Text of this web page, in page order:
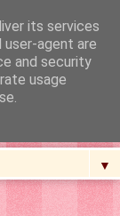
▼
its services
user-agent are
and security
usage